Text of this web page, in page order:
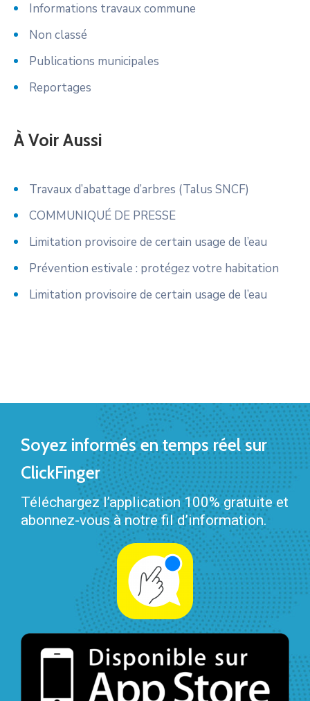
Informations travaux commune
Non classé
Publications municipales
Reportages
À Voir Aussi
Travaux d’abattage d’arbres (Talus SNCF)
COMMUNIQUÉ DE PRESSE
Limitation provisoire de certain usage de l’eau
Prévention estivale : protégez votre habitation
Limitation provisoire de certain usage de l’eau
Soyez informés en temps réel sur
ClickFinger
Téléchargez l’application 100% gratuite et
abonnez-vous à notre fil d’information.